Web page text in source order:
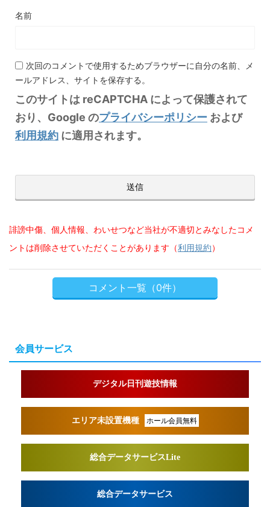
名前
次回のコメントで使用するためブラウザーに自分の名前、メ
ールアドレス、サイトを保存する。
このサイトは reCAPTCHA によって保護されて
おり、Google のプライバシーポリシー および
利用規約 に適用されます。
誹謗中傷、個人情報、わいせつなど当社が不適切とみなしたコメ
ントは削除させていただくことがあります（利用規約）
コメント一覧（0件）
会員サービス
デジタル日刊遊技情報
エリア未設置機種 ホール会員無料
総合データサービスLite
総合データサービス